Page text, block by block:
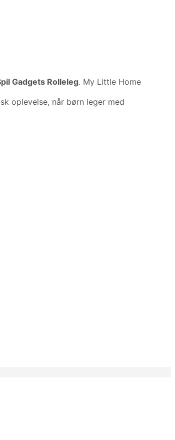
Gadgets Rolleleg. My Little Home
oplevelse, når børn leger med